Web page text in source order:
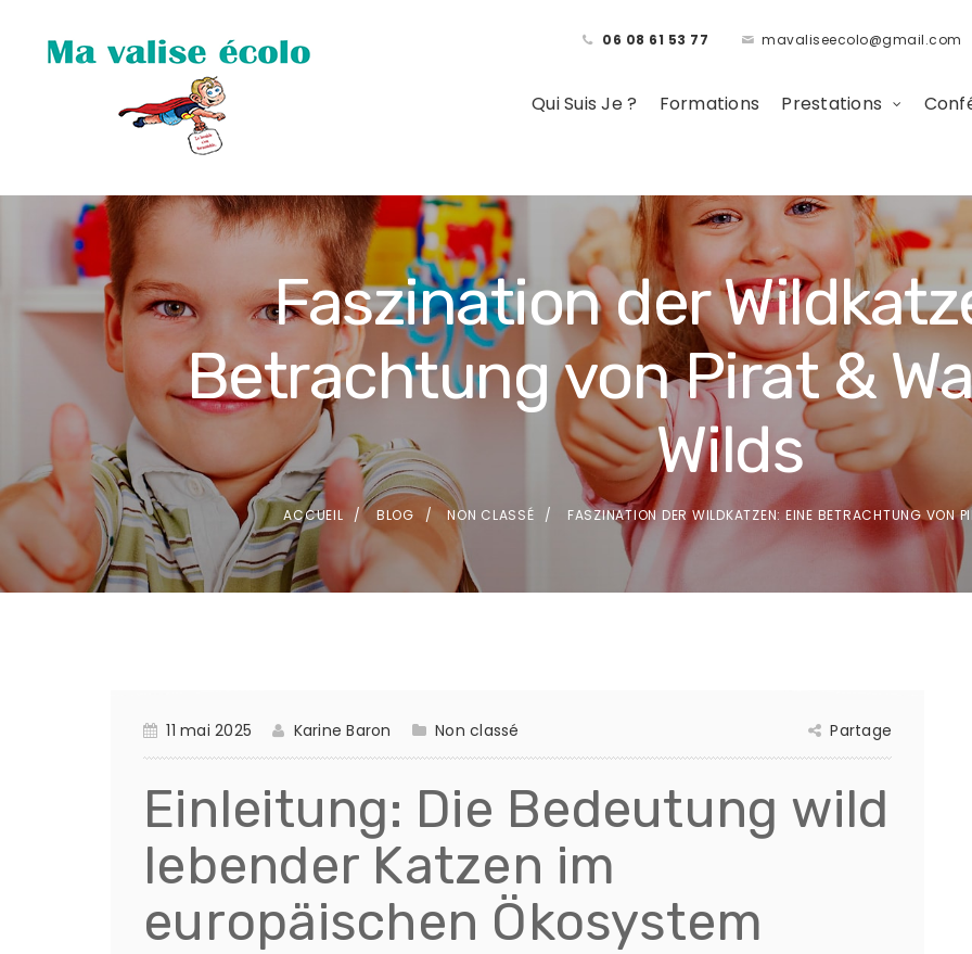
06 08 61 53 77 mavaliseecolo@gmail.com
Qui Suis Je ? Formations Prestations
Faszination der
Betrachtung von Pirat &
Wilds
ACCUEIL BLOG NON CLASSÉ FASZINATION DER WILDKATZEN: EINE BETRACHTUNG VON
11 mai 2025 Karine Baron Non classé Partage
Einleitung: Die Bedeutung wild
lebender Katzen im
europäischen Ökosystem